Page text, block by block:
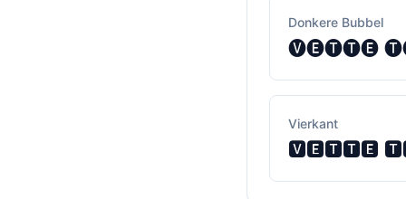
Donkere Bubbel
🅥🅔🅣🅣🅔
Vierkant
🆅🅴🆃🆃🅴